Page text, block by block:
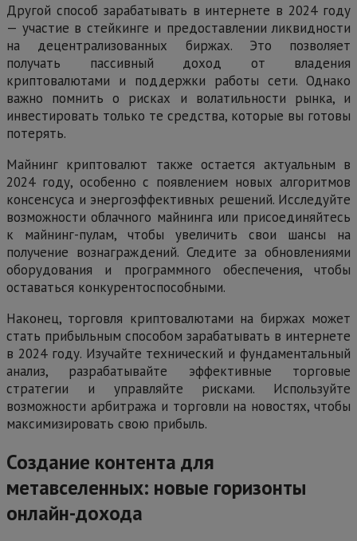
Другой способ зарабатывать в интернете в 2024 году
— участие в стейкинге и предоставлении ликвидности
на децентрализованных биржах. Это позволяет
получать пассивный доход от владения
криптовалютами и поддержки работы сети. Однако
важно помнить о рисках и волатильности рынка, и
инвестировать только те средства, которые вы готовы
потерять.
Майнинг криптовалют также остается актуальным в
2024 году, особенно с появлением новых алгоритмов
консенсуса и энергоэффективных решений. Исследуйте
возможности облачного майнинга или присоединяйтесь
к майнинг-пулам, чтобы увеличить свои шансы на
получение вознаграждений. Следите за обновлениями
оборудования и программного обеспечения, чтобы
оставаться конкурентоспособными.
Наконец, торговля криптовалютами на биржах может
стать прибыльным способом зарабатывать в интернете
в 2024 году. Изучайте технический и фундаментальный
анализ, разрабатывайте эффективные торговые
стратегии и управляйте рисками. Используйте
возможности арбитража и торговли на новостях, чтобы
максимизировать свою прибыль.
Создание контента для
метавселенных: новые горизонты
онлайн-дохода